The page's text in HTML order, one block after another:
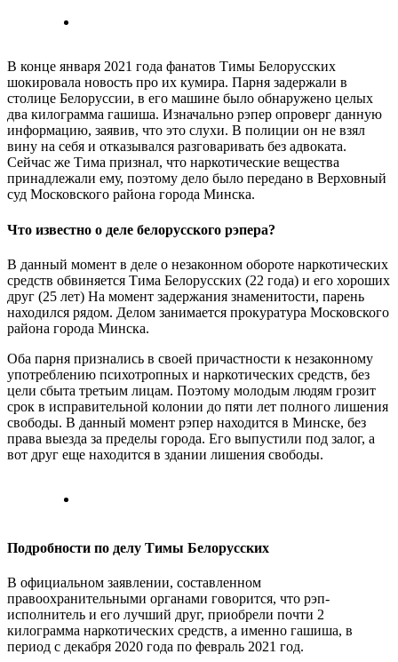
В конце января 2021 года фанатов Тимы Белорусских
шокировала новость про их кумира. Парня задержали в
столице Белоруссии, в его машине было обнаружено целых
два килограмма гашиша. Изначально рэпер опроверг данную
информацию, заявив, что это слухи. В полиции он не взял
вину на себя и отказывался разговаривать без адвоката.
Сейчас же Тима признал, что наркотические вещества
принадлежали ему, поэтому дело было передано в Верховный
суд Московского района города Минска.
Что известно о деле белорусского рэпера?
В данный момент в деле о незаконном обороте наркотических
средств обвиняется Тима Белорусских (22 года) и его хороших
друг (25 лет) На момент задержания знаменитости, парень
находился рядом. Делом занимается прокуратура Московского
района города Минска.
Оба парня признались в своей причастности к незаконному
употреблению психотропных и наркотических средств, без
цели сбыта третьим лицам. Поэтому молодым людям грозит
срок в исправительной колонии до пяти лет полного лишения
свободы. В данный момент рэпер находится в Минске, без
права выезда за пределы города. Его выпустили под залог, а
вот друг еще находится в здании лишения свободы.
Подробности по делу Тимы Белорусских
В официальном заявлении, составленном
правоохранительными органами говорится, что рэп-
исполнитель и его лучший друг, приобрели почти 2
килограмма наркотических средств, а именно гашиша, в
период с декабря 2020 года по февраль 2021 год.